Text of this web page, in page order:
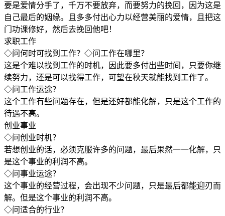
要是爱情分手了，千万不要放弃，而要努力的挽回，因为这是
自己最后的姻缘。且多多付出心力以经营美丽的爱情，且把这
门功课修好，然后去挽回他吧！
求职工作
◇问何时可找到工作？◇问工作在哪里？
这是个难以找到工作的时机，因此要多付出些时间，只要你继
续努力，还是可以找得工作，可望在秋天就能找到工作了。
◇问工作运途？
这个工作有些问题存在，但是还好都能化解，只是这个工作的
待遇不高。
创业事业
◇问创业时机？
若想创业的话，必须克服许多的问题，最后果然一一化解，只
是这个事业的利润不高。
◇问事业运途？
这个事业的经营过程，会出现不少问题，只是最后都能迎刃而
解。但是这个事业的利润不高。
◇问适合的行业？